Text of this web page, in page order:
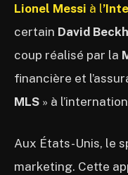
Lionel Messi à l
certain David
coup réalisé par la
financière et
MLS » à
Aux États-Unis, le
marketing. Cette